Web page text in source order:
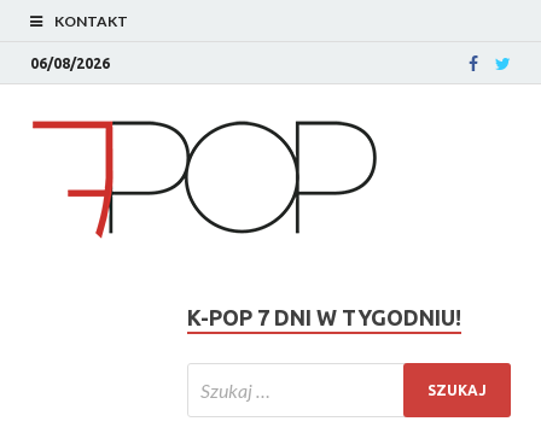
KONTAKT
06/08/2026
K-POP 7 DNI W TYGODNIU!